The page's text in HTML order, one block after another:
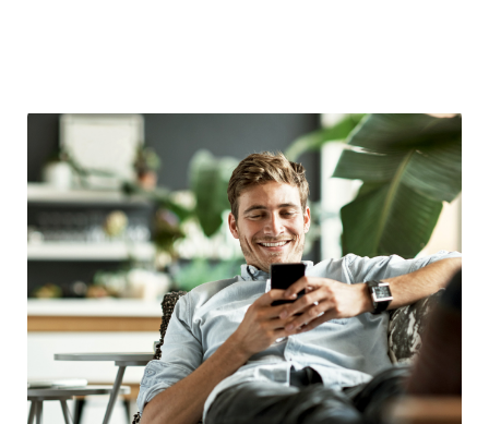
Usuário os seus dados, pessoais ou não,
sensíveis ou não, tais como, mas não se
limitando, a biometria, inclusive facial,
imagem de seus documentos, endereço,
localização, IP e outros que auxiliem o
Sofisa a oferecer e prestar os serviços e
os produtos previstos nos documentos
formalizados com o Sofisa. O Usuário
concorda que ao realizar oupload
(carregamento) de imagens, tirar fotos
ou de outro modo disponibilizar os